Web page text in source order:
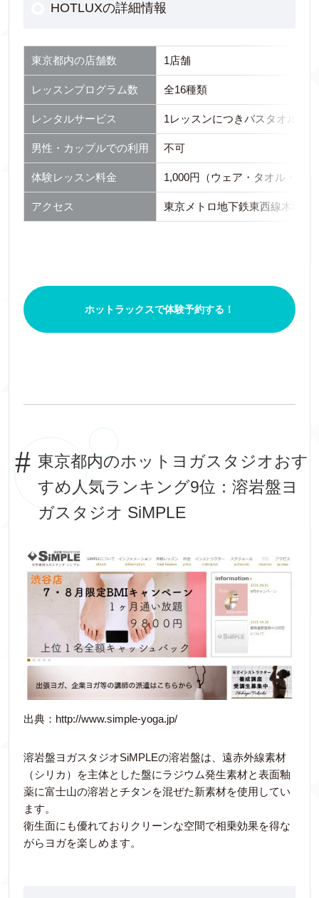
HOTLUXの詳細情報
東京都内の店舗数 1店舗
レッスンプログラム数 全16種類
レンタルサービス 1レッスンにつきバスタオル2
男性・カップルでの利用 不可
体験レッスン料金 1,000円（ウェア・タオル・ヨ
アクセス 東京メトロ地下鉄東西線木場駅
ホットラックスで体験予約する！
東京都内のホットヨガスタジオおす
すめ人気ランキング9位：溶岩盤ヨ
ガスタジオ SiMPLE
出典：http://www.simple-yoga.jp/
溶岩盤ヨガスタジオSiMPLEの溶岩盤は、遠赤外線素材
（シリカ）を主体とした盤にラジウム発生素材と表面釉
薬に富士山の溶岩とチタンを混ぜた新素材を使用してい
ます。
衛生面にも優れておりクリーンな空間で相乗効果を得な
がらヨガを楽しめます。